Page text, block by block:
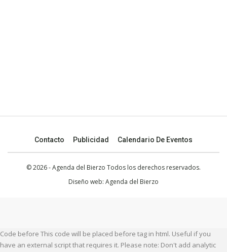
Contacto Publicidad Calendario De Eventos
© 2026 - Agenda del Bierzo Todos los derechos reservados.
Diseño web: Agenda del Bierzo
Code before This code will be placed before tag in html. Useful if you
have an external script that requires it. Please note: Don't add analytic